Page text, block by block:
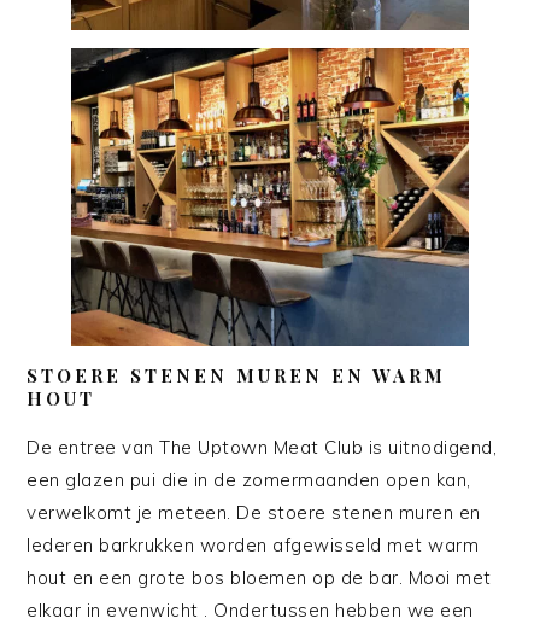
STOERE STENEN MUREN EN WARM
HOUT
De entree van The Uptown Meat Club is uitnodigend,
een glazen pui die in de zomermaanden open kan,
verwelkomt je meteen. De stoere stenen muren en
lederen barkrukken worden afgewisseld met warm
hout en een grote bos bloemen op de bar. Mooi met
elkaar in evenwicht . Ondertussen hebben we een